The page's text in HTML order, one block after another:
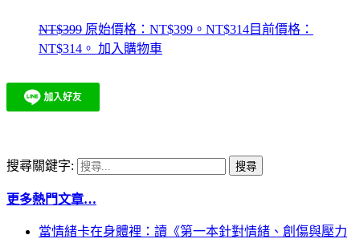
NT$399 原始價格：NT$399。 NT$314目前價格：
NT$314。 加入購物車
搜尋關鍵字:
更多熱門文章…
當情緒卡在身體裡：讀《第一本針對情緒、創傷與壓力